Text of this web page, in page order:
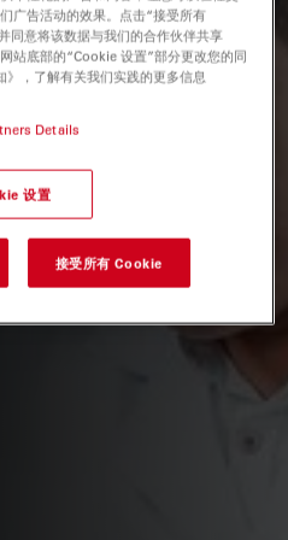
广告活动的效果。点击“接受所有
同意将该数据与我们的合作伙伴共享
站底部的“Cookie 设置”部分更改您的同
，了解有关我们实践的更多信息
Details
设置
接受所有 Cookie